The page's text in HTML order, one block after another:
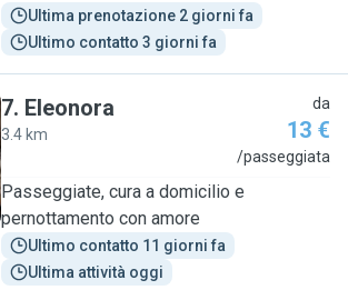
Ultima prenotazione 2 giorni fa
Ultimo contatto 3 giorni fa
7. Eleonora
3.4 km
da
13 €
/passeggiata
Passeggiate, cura a domicilio e
pernottamento con amore
Ultimo contatto 11 giorni fa
Ultima attività oggi